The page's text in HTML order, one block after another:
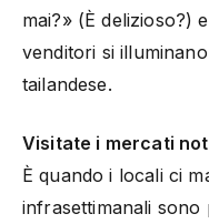
mai?» (È delizioso?)
venditori si
tailandese.
Visitate i mercati
È quando i locali ci
infrasettimanali sono